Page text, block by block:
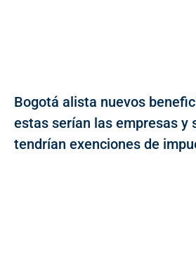
Bogotá alista nuevos
estas serían las empresas y
tendrían exenciones de